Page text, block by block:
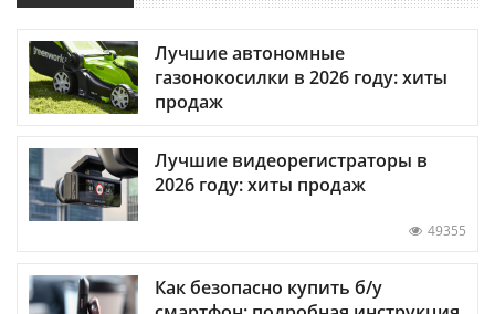
Лучшие автономные
газонокосилки в 2026 году: хиты
продаж
Лучшие видеорегистраторы в
2026 году: хиты продаж
49355
Как безопасно купить б/у